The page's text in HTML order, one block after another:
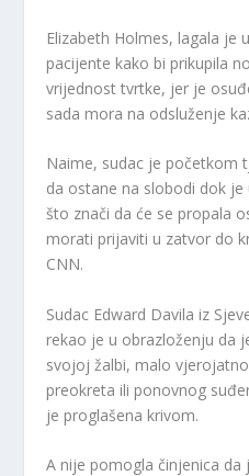
Elizabeth Holmes, lagala je
pacijente kako bi prikupila
vrijednost tvrtke, jer je
sada mora na odsluženje
Naime, sudac je početkom
da ostane na slobodi dok
što znači da će se propala
morati prijaviti u zatvor do
CNN.
Sudac Edward Davila iz
rekao je u obrazloženju da
svojoj žalbi, malo
preokreta ili ponovnog
je proglašena krivom.
A nije pomogla činjenica da